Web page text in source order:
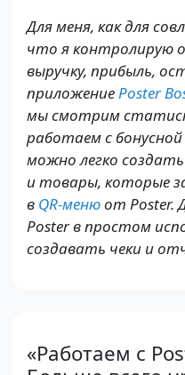
Для меня, как для
что я контролирую
выручку, прибыль,
приложение Poster
мы смотрим
работаем с
можно легко
и товары, которые
в QR-менюот Poster.
Poster в простом
создавать чеки и
«Работаем с